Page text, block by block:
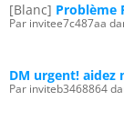
[Blanc] Problème
Par invitee7c487aa
DM urgent! aidez
Par inviteb3468864